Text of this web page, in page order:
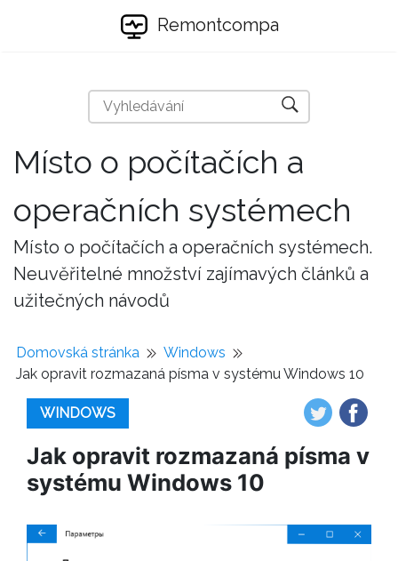
Remontcompa
Místo o počítačích a
operačních systémech
Místo o počítačích a operačních systémech.
Neuvěřitelné množství zajímavých článků a
užitečných návodů
Domovská stránka
Windows
Jak opravit rozmazaná písma v systému Windows 10
WINDOWS
Jak opravit rozmazaná písma v
systému Windows 10